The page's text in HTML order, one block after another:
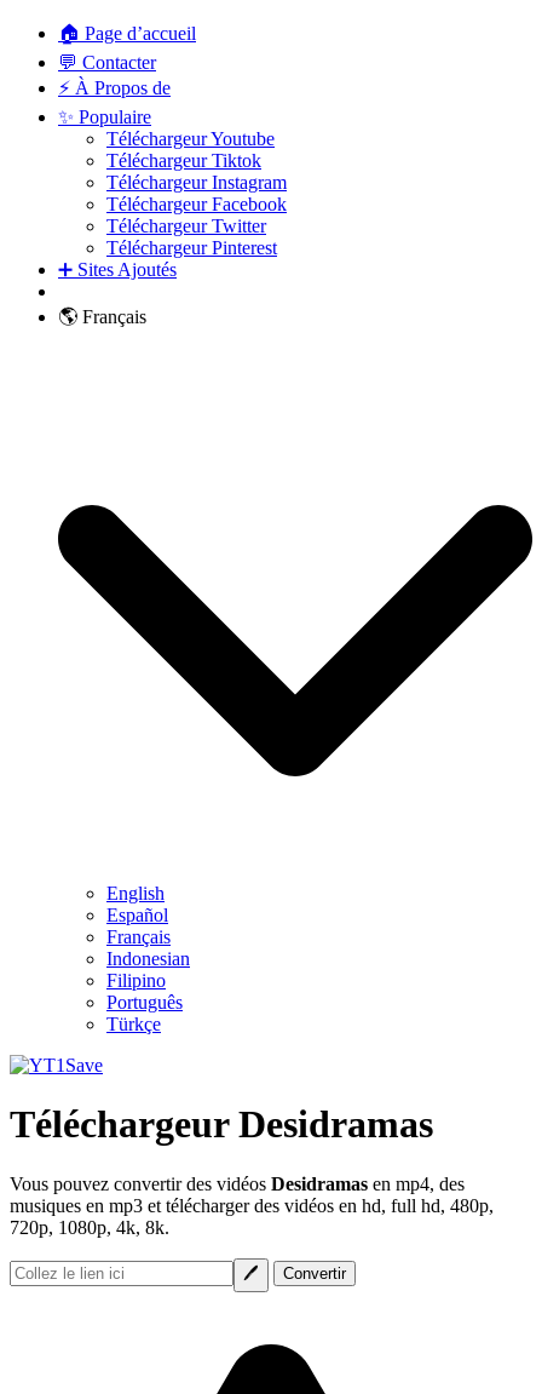
🏠 Page d’accueil
💬 Contacter
⚡ À Propos de
✨ Populaire
Téléchargeur Youtube
Téléchargeur Tiktok
Téléchargeur Instagram
Téléchargeur Facebook
Téléchargeur Twitter
Téléchargeur Pinterest
➕ Sites Ajoutés
🌎 Français
English
Español
Français
Indonesian
Filipino
Português
Türkçe
Téléchargeur Desidramas
Vous pouvez convertir des vidéos Desidramas en mp4, des
musiques en mp3 et télécharger des vidéos en hd, full hd, 480p,
720p, 1080p, 4k, 8k.